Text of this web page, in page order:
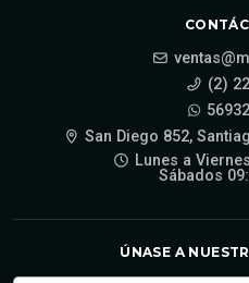
(2)
San Diego 852,
Lunes a
Sábados
ÚNASE A